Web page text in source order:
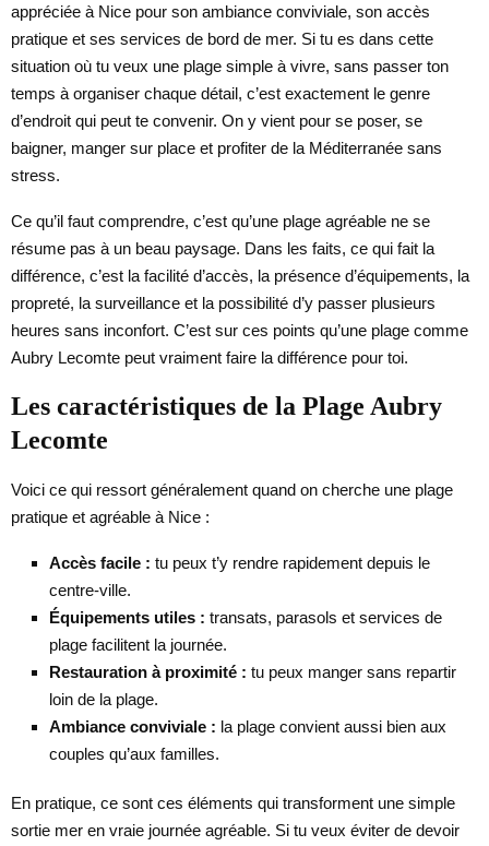
appréciée à Nice pour son ambiance conviviale, son accès
pratique et ses services de bord de mer. Si tu es dans cette
situation où tu veux une plage simple à vivre, sans passer ton
temps à organiser chaque détail, c’est exactement le genre
d’endroit qui peut te convenir. On y vient pour se poser, se
baigner, manger sur place et profiter de la Méditerranée sans
stress.
Ce qu’il faut comprendre, c’est qu’une plage agréable ne se
résume pas à un beau paysage. Dans les faits, ce qui fait la
différence, c’est la facilité d’accès, la présence d’équipements, la
propreté, la surveillance et la possibilité d’y passer plusieurs
heures sans inconfort. C’est sur ces points qu’une plage comme
Aubry Lecomte peut vraiment faire la différence pour toi.
Les caractéristiques de la Plage Aubry
Lecomte
Voici ce qui ressort généralement quand on cherche une plage
pratique et agréable à Nice :
Accès facile : tu peux t’y rendre rapidement depuis le
centre-ville.
Équipements utiles : transats, parasols et services de
plage facilitent la journée.
Restauration à proximité : tu peux manger sans repartir
loin de la plage.
Ambiance conviviale : la plage convient aussi bien aux
couples qu’aux familles.
En pratique, ce sont ces éléments qui transforment une simple
sortie mer en vraie journée agréable. Si tu veux éviter de devoir